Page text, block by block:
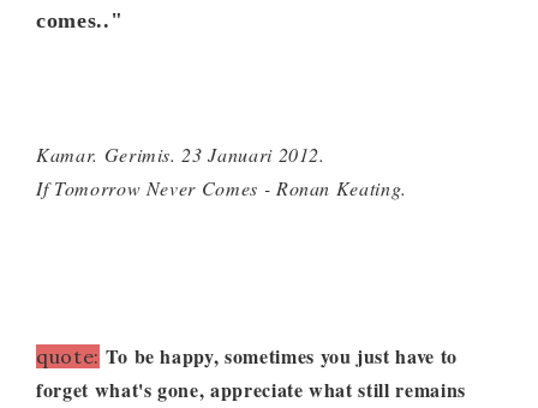
comes.."
Kamar. Gerimis. 23 Januari 2012.
If Tomorrow Never Comes - Ronan Keating.
quote: To be happy, sometimes you just have to
forget what's gone, appreciate what still remains